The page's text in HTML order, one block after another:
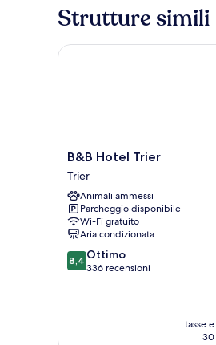
sofa
Strutture simili
B&B
Hotel
Trier
Trier
B&B Hotel Trier
Trier
Animali ammessi
Parcheggio disponibile
Wi-Fi gratuito
Aria condizionata
8.4
su
8,4 Ottimo
336 recensioni
tasse
30
B&B Hotel Trier